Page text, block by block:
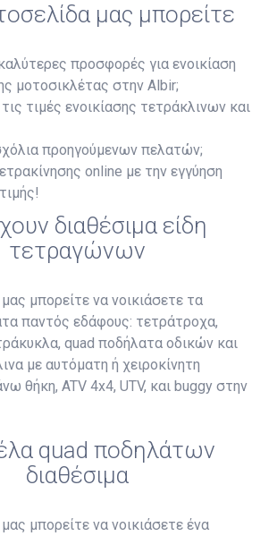
μας μπορείτε
προσφορές για ενοικίαση
μοτοσικλέτας στην Albir;
τιμές ενοικίασης τετράκλινων και
προηγούμενων πελατών;
online με την εγγύηση
διαθέσιμα είδη
τετραγώνων
μπορείτε να νοικιάσετε τα
παντός εδάφους: τετράτροχα,
quad ποδήλατα οδικών και
με αυτόματη ή χειροκίνητη
θήκη, ATV 4x4, UTV, και buggy στην
quad ποδηλάτων
διαθέσιμα
μπορείτε να νοικιάσετε ένα